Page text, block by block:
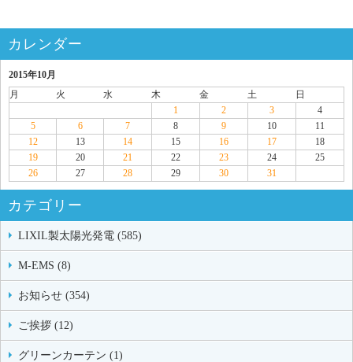
カレンダー
2015年10月
月
火 水 木 金 土
日
1
2 3
4
5
6 7 8 9 10
11
12
13 14 15 16 17
18
19
20 21 22 23 24
25
26
27 28 29 30 31
カテゴリー
LIXIL製太陽光発電 (585)
M-EMS (8)
お知らせ (354)
ご挨拶 (12)
グリーンカーテン (1)